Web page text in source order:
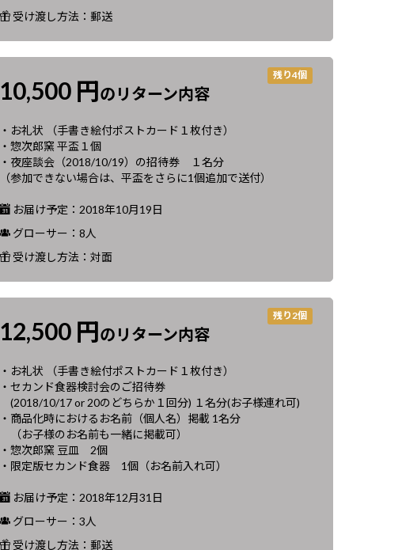
受け渡し方法：郵送
残り4個
10,500 円のリターン内容
・お礼状 （手書き絵付ポストカード１枚付き）
・惣次郎窯 平盃１個
・夜座談会（2018/10/19）の招待券 １名分
（参加できない場合は、平盃をさらに1個追加で送付）
お届け予定：2018年10月19日
グローサー：8人
受け渡し方法：対面
残り2個
12,500 円のリターン内容
・お礼状 （手書き絵付ポストカード１枚付き）
・セカンド食器検討会のご招待券
(2018/10/17 or 20のどちらか１回分) １名分(お子様連れ可)
・商品化時におけるお名前（個人名）掲載 1名分
（お子様のお名前も一緒に掲載可）
・惣次郎窯 豆皿 2個
・限定版セカンド食器 1個（お名前入れ可）
お届け予定：2018年12月31日
グローサー：3人
受け渡し方法：郵送